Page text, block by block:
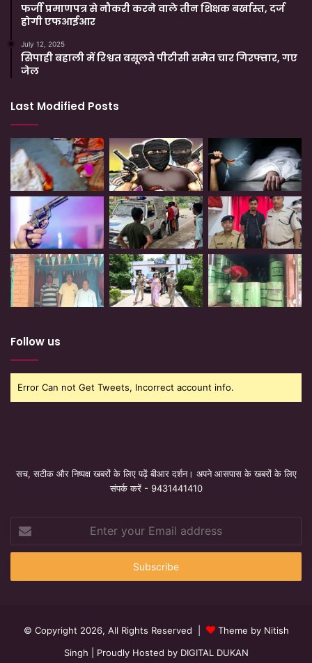
फर्जी प्रमाणपत्र से नौकरी करने वाले तीन शिक्षक बर्खास्त, दर्ज
होगी एफआईआर
July 12, 2025
सिपाही बहाली में रिश्वत वसूलते पीटीसी समेत चार गिरफ्तार, गए
जेल
Last Modified Posts
Follow us
Error Can not Get Tweets, Incorrect account info.
सच, सटीक और निष्पक्ष खबरों के लिए पढ़ें बीआर दर्शन। अपने आसपास के खबरों के लिए
संपर्क करें - 9431441410
your
Email
© Copyright 2026, All Rights Reserved |
Theme by Nitish
Singh | Proudly Hosted by DIGITAL DUKAN